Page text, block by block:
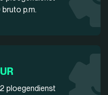
p.m.
2 ploegendienst